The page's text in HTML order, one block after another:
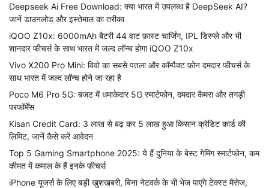
Deepseek Ai Free Download: क्या भारत में उपलब्ध है DeepSeek AI?
जानें डाउनलोड और इस्तेमाल का तरीका
iQOO Z10x: 6000mAh बैटरी 44 वाट फ़ास्ट चार्जिंग, IPL डिस्प्ले और भी
शानदार फीचर्स के साथ भारत में जल्द लॉन्च होगा iQOO Z10x
Vivo X200 Pro Mini: विवो का सबसे पतला और कॉम्पैक्ट फ़ोन दमदार फीचर्स के
साथ भारत में जल्द लॉन्च होने जा रहा है
Poco M6 Pro 5G: बजट में धमाकेदार 5G स्मार्टफोन, दमदार कैमरा और तगड़ी
परफॉर्मेंस
Kisan Credit Card: 3 लाख से बढ़ कर 5 लाख हुआ किसान क्रेडिट कार्ड की
लिमिट, जानें कैसे करें आवेदन
Top 5 Gaming Smartphone 2025: ये हैं दुनिया के बेस्ट गेमिंग स्मार्टफोन, कम
कीमत में कमाल के हैं इनके फीचर्स
iPhone यूजर्स के लिए बड़ी खुशखबरी, बिना नेटवर्क के भी भेज पाएंगे टेक्स्ट मैसेज,